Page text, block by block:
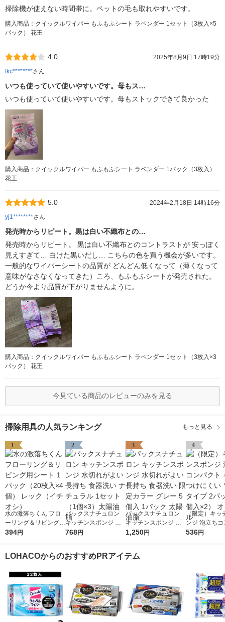
掃除機が使えない時間帯に。ペットの毛も取れやすいです。
購入商品：クイックルワイパー もふもふシート ラベンダー 1セット（3枚入×5
パック） 花王
4.0
2025年8月9日 17時19分
fkc********さん
いつも使っていて使いやすいです。母もス…
いつも使っていて使いやすいです。母もストックできて良かった
購入商品：クイックルワイパー もふもふシート ラベンダー 1パック（3枚入）
花王
5.0
2024年2月18日 14時16分
yj1********さん
発売時からリピート。黒は白い不織布との…
発売時からリピート。 黒は白い不織布とのコントラストが 安っぽく
見えすぎて… 白けた黒いだし… こちらの色を買う機会が多いです。
一般的なワイパーシートの品質が どんどん低くなって（薄くなって
意味がなさなくなってきた）ころ、もふもふシートが発売された。
どうか今より品質が下がりませんように。
購入商品：クイックルワイパー もふもふシート ラベンダー 1セット（3枚入×3
パック） 花王
今見ている商品のレビューのみを見る
掃除用具の人気ランキング もっと見る
1
水の激落ちくん フロ
ーリング＆リビング用
シート 1パック（20枚
394円
2
パックスナチュロン
キッチンスポンジ 水
切れがよい 長持ち 食
油脂
768円
3
パックスナチュロン
キッチンスポンジ 水
切れがよい 長持ち 食
陽油脂
1,250円
4
（限定）キッ
ンジ 泡立ちコ
ト キズをつけ
536円
LOHACOからのおすすめPRアイテム